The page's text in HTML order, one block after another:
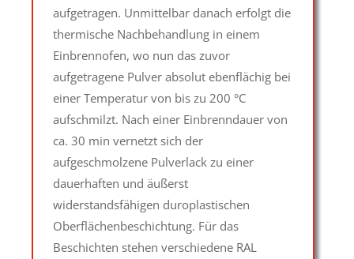
aufgetragen. Unmittelbar danach erfolgt die
thermische Nachbehandlung in einem
Einbrennofen, wo nun das zuvor
aufgetragene Pulver absolut ebenflächig bei
einer Temperatur von bis zu 200 °C
aufschmilzt. Nach einer Einbrenndauer von
ca. 30 min vernetzt sich der
aufgeschmolzene Pulverlack zu einer
dauerhaften und äußerst
widerstandsfähigen duroplastischen
Oberflächenbeschichtung. Für das
Beschichten stehen verschiedene RAL